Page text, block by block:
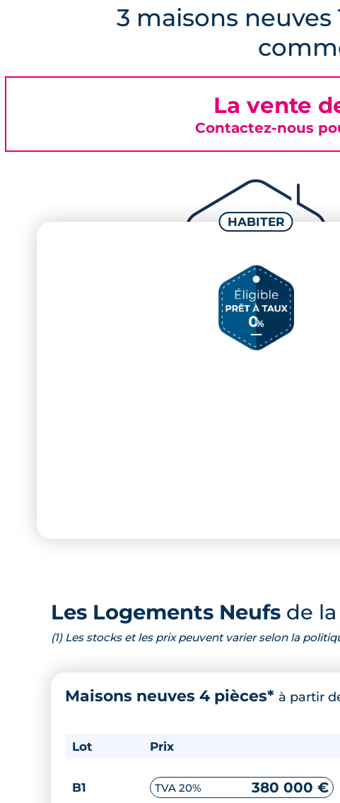
3 maisons neuves
La vente
Contactez-nous
Les Logements Neufs de
(1) Les stocks et les prix peuvent varier selon la
Maisons neuves 4 pièces* à partir
Lot Prix
B1 TVA 20% 380 000 €